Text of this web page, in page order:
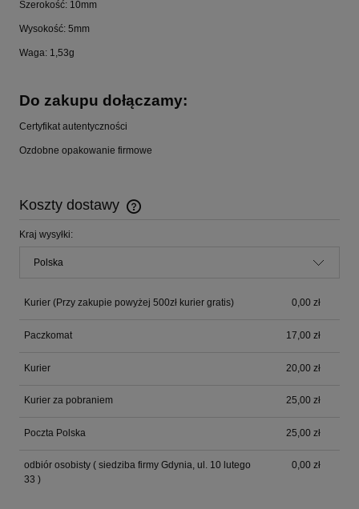
Szerokość: 10mm
Wysokość: 5mm
Waga: 1,53g
Do zakupu dołączamy:
Certyfikat autentyczności
Ozdobne opakowanie firmowe
Koszty dostawy
Cena nie zawiera ewentualnych kosztów płatności
Kraj wysyłki:
Kurier (Przy zakupie powyżej 500zł kurier gratis) 0,00 zł
Paczkomat 17,00 zł
Kurier 20,00 zł
Kurier za pobraniem 25,00 zł
Poczta Polska 25,00 zł
odbiór osobisty ( siedziba firmy Gdynia, ul. 10 lutego
33 )
0,00 zł